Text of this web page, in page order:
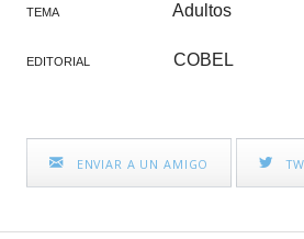
TEMA Adultos
EDITORIAL COBEL
ENVIAR A UN AMIGO